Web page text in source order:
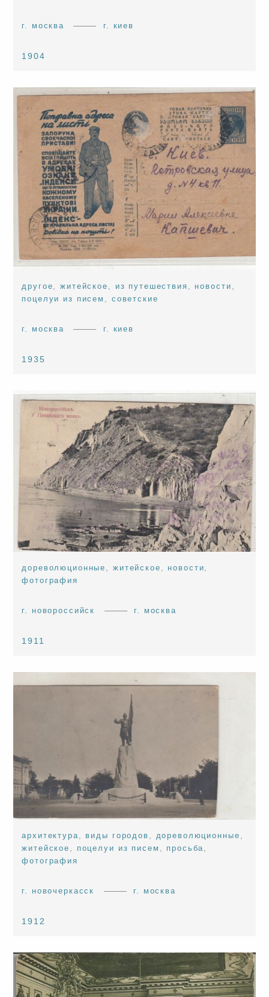
г. москва г. киев
1904
другое ,житейское из путешествия новости
поцелуи из писем
советские
г. москва г. киев
1935
дореволюционные житейское новости
фотография
г. новороссийск г. москва
1911
архитектура виды городов дореволюционные
житейское
поцелуи из писем просьба
фотография
г. новочеркасск г. москва
1912